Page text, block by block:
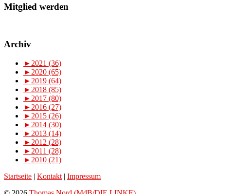
Mitglied werden
Archiv
► 2021 (36)
► 2020 (65)
► 2019 (64)
► 2018 (85)
► 2017 (80)
► 2016 (27)
► 2015 (26)
► 2014 (30)
► 2013 (14)
► 2012 (28)
► 2011 (28)
► 2010 (21)
Startseite | Kontakt | Impressum